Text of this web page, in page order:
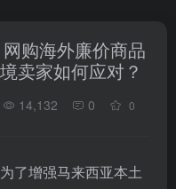
购海外廉价商品
卖家如何应对？
14,132 0 0
了增强马来西亚本土